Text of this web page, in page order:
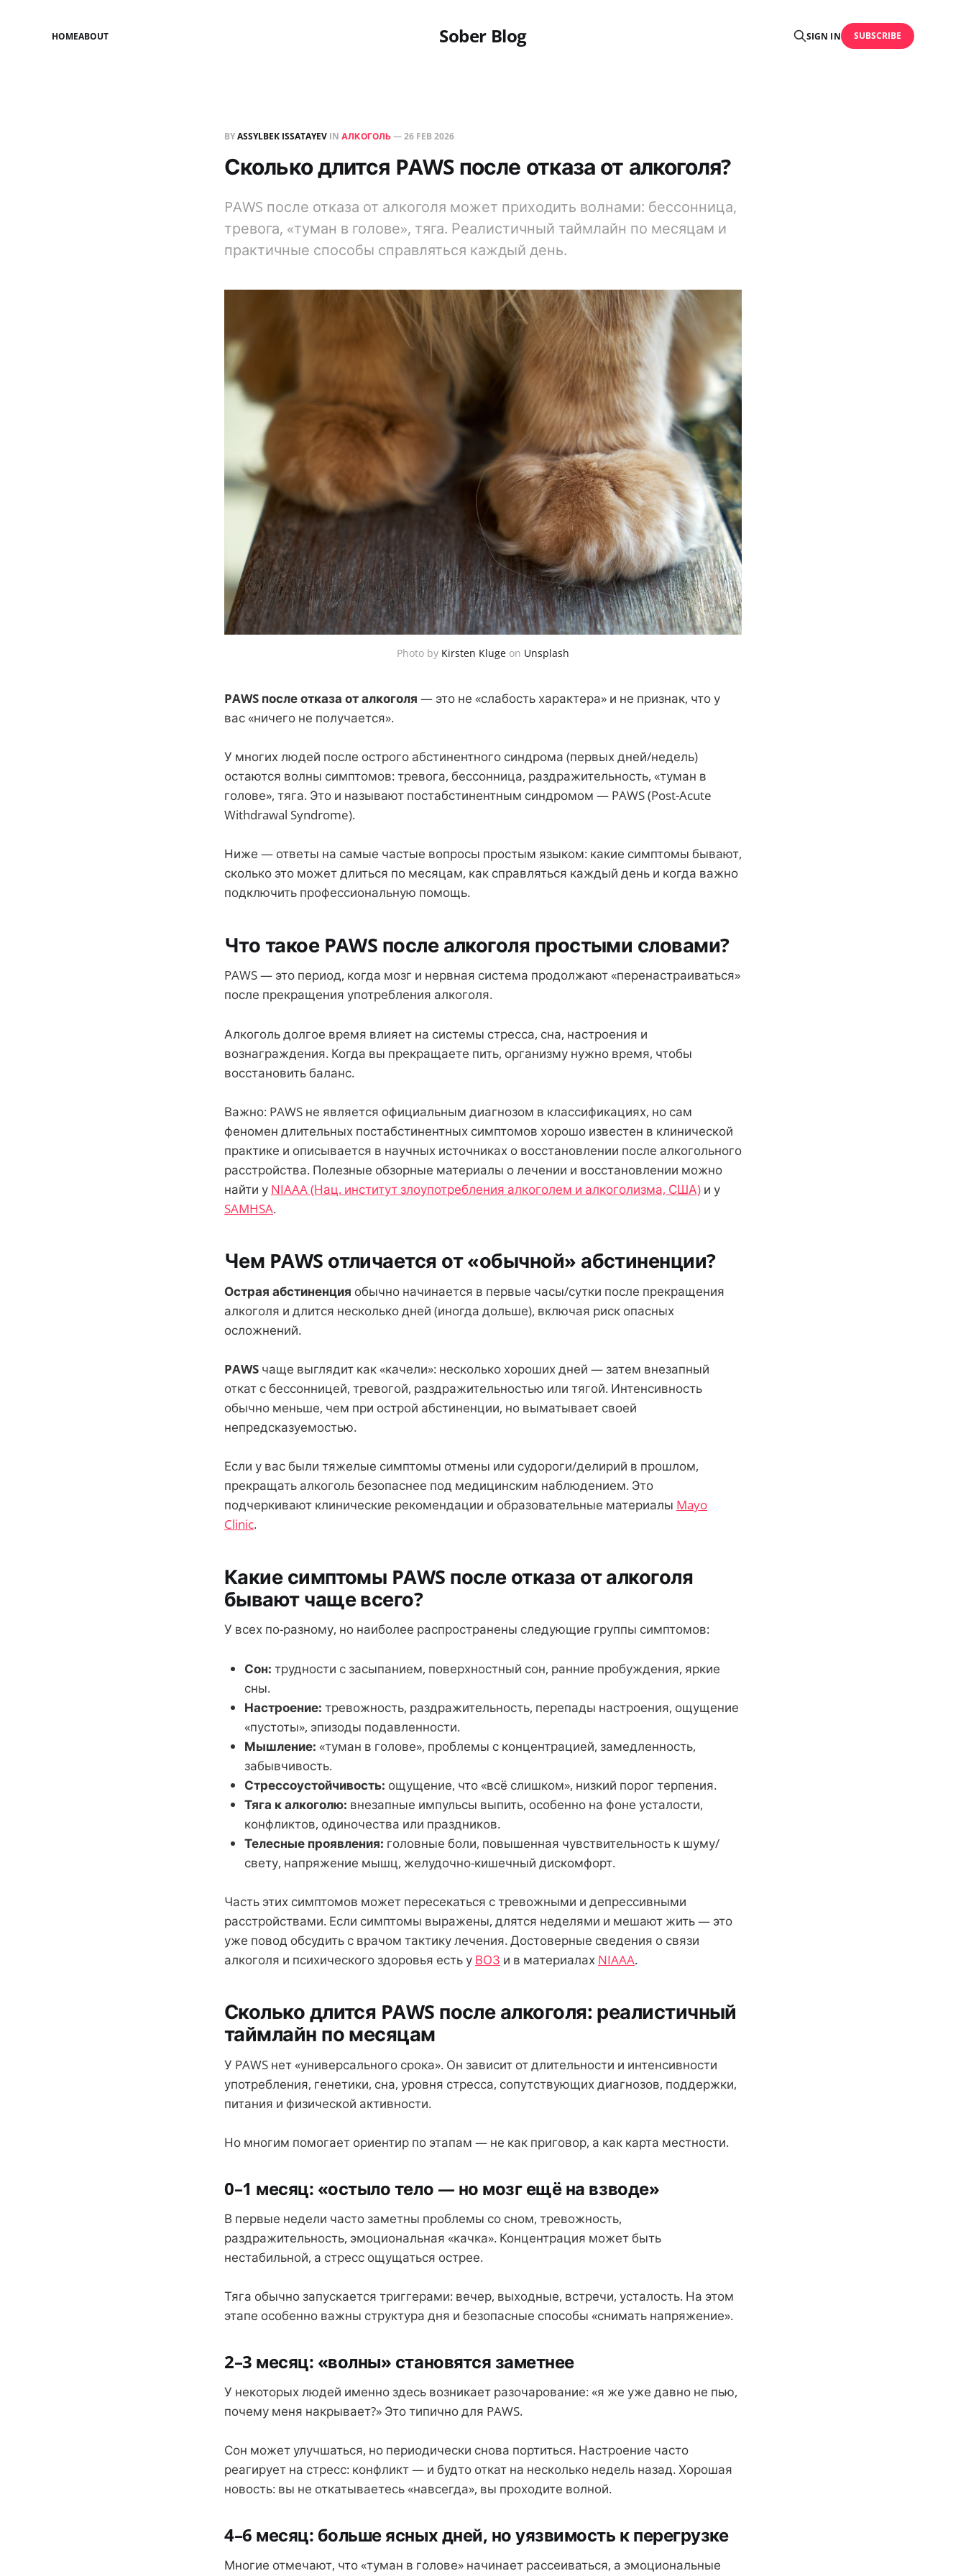
Sober Blog
HOMEABOUT SIGN IN SUBSCRIBE
BYASSYLBEK ISSATAYEV IN АЛКОГОЛЬ—26 FEB 2026
Сколько длится PAWS после отказа от алкоголя?
PAWS после отказа от алкоголя может приходить волнами: бессонница,
тревога, «туман в голове», тяга. Реалистичный таймлайн по месяцам и
практичные способы справляться каждый день.
Photo by Kirsten Kluge on Unsplash
PAWS после отказа от алкоголя — это не «слабость характера» и не признак, что у
вас «ничего не получается».
У многих людей после острого абстинентного синдрома (первых дней/недель)
остаются волны симптомов: тревога, бессонница, раздражительность, «туман в
голове», тяга. Это и называют постабстинентным синдромом — PAWS (Post-Acute
Withdrawal Syndrome).
Ниже — ответы на самые частые вопросы простым языком: какие симптомы бывают,
сколько это может длиться по месяцам, как справляться каждый день и когда важно
подключить профессиональную помощь.
Что такое PAWS после алкоголя простыми словами?
PAWS — это период, когда мозг и нервная система продолжают «перенастраиваться»
после прекращения употребления алкоголя.
Алкоголь долгое время влияет на системы стресса, сна, настроения и
вознаграждения. Когда вы прекращаете пить, организму нужно время, чтобы
восстановить баланс.
Важно: PAWS не является официальным диагнозом в классификациях, но сам
феномен длительных постабстинентных симптомов хорошо известен в клинической
практике и описывается в научных источниках о восстановлении после алкогольного
расстройства. Полезные обзорные материалы о лечении и восстановлении можно
найти у NIAAA (Нац. институт злоупотребления алкоголем и алкоголизма, США) и у
SAMHSA.
Чем PAWS отличается от «обычной» абстиненции?
Острая абстиненция обычно начинается в первые часы/сутки после прекращения
алкоголя и длится несколько дней (иногда дольше), включая риск опасных
осложнений.
PAWS чаще выглядит как «качели»: несколько хороших дней — затем внезапный
откат с бессонницей, тревогой, раздражительностью или тягой. Интенсивность
обычно меньше, чем при острой абстиненции, но выматывает своей
непредсказуемостью.
Если у вас были тяжелые симптомы отмены или судороги/делирий в прошлом,
прекращать алкоголь безопаснее под медицинским наблюдением. Это
подчеркивают клинические рекомендации и образовательные материалы Mayo
Clinic.
Какие симптомы PAWS после отказа от алкоголя
бывают чаще всего?
У всех по-разному, но наиболее распространены следующие группы симптомов:
Сон: трудности с засыпанием, поверхностный сон, ранние пробуждения, яркие
сны.
Настроение: тревожность, раздражительность, перепады настроения, ощущение
«пустоты», эпизоды подавленности.
Мышление: «туман в голове», проблемы с концентрацией, замедленность,
забывчивость.
Стрессоустойчивость: ощущение, что «всё слишком», низкий порог терпения.
Тяга к алкоголю: внезапные импульсы выпить, особенно на фоне усталости,
конфликтов, одиночества или праздников.
Телесные проявления: головные боли, повышенная чувствительность к шуму/
свету, напряжение мышц, желудочно-кишечный дискомфорт.
Часть этих симптомов может пересекаться с тревожными и депрессивными
расстройствами. Если симптомы выражены, длятся неделями и мешают жить — это
уже повод обсудить с врачом тактику лечения. Достоверные сведения о связи
алкоголя и психического здоровья есть у ВОЗ и в материалах NIAAA.
Сколько длится PAWS после алкоголя: реалистичный
таймлайн по месяцам
У PAWS нет «универсального срока». Он зависит от длительности и интенсивности
употребления, генетики, сна, уровня стресса, сопутствующих диагнозов, поддержки,
питания и физической активности.
Но многим помогает ориентир по этапам — не как приговор, а как карта местности.
0–1 месяц: «остыло тело — но мозг ещё на взводе»
В первые недели часто заметны проблемы со сном, тревожность,
раздражительность, эмоциональная «качка». Концентрация может быть
нестабильной, а стресс ощущаться острее.
Тяга обычно запускается триггерами: вечер, выходные, встречи, усталость. На этом
этапе особенно важны структура дня и безопасные способы «снимать напряжение».
2–3 месяц: «волны» становятся заметнее
У некоторых людей именно здесь возникает разочарование: «я же уже давно не пью,
почему меня накрывает?» Это типично для PAWS.
Сон может улучшаться, но периодически снова портиться. Настроение часто
реагирует на стресс: конфликт — и будто откат на несколько недель назад. Хорошая
новость: вы не откатываетесь «навсегда», вы проходите волной.
4–6 месяц: больше ясных дней, но уязвимость к перегрузке
Многие отмечают, что «туман в голове» начинает рассеиваться, а эмоциональные